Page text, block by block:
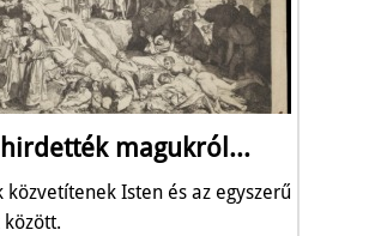
hirdették magukról...
közvetítenek Isten és az egyszerű